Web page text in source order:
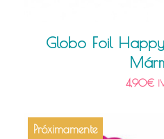
Globo Foil
4,90€
Próximamente